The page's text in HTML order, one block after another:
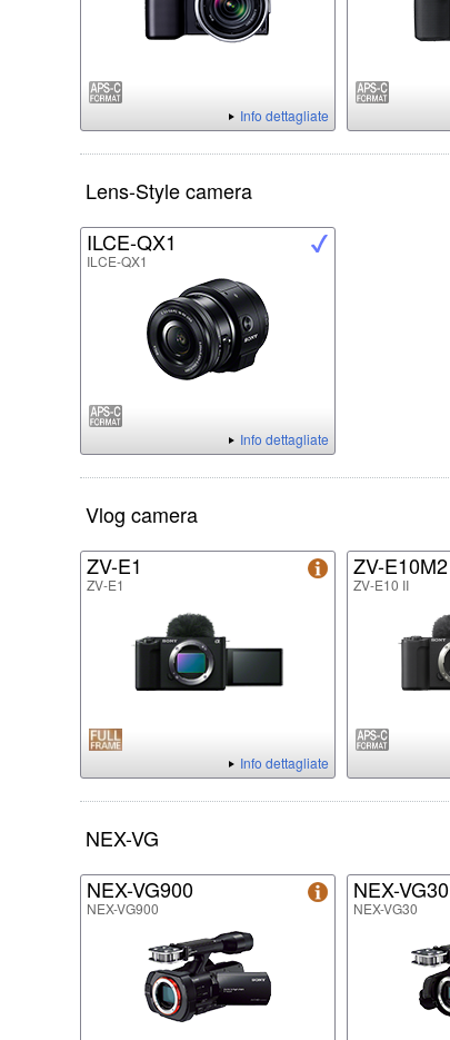
Info dettagliate
Lens-Style camera
ILCE-QX1
ILCE-QX1
Info dettagliate
Vlog camera
ZV-E1
ZV-E1
Info dettagliate
ZV-E10M2
ZV-E10 II
NEX-VG
NEX-VG900
NEX-VG900
NEX-VG30
NEX-VG30